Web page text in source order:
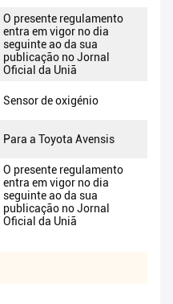
O presente regulamento
entra em vigor no dia
seguinte ao da sua
publicação no Jornal
Oficial da Uniã
Sensor de oxigénio
Para a Toyota Avensis
O presente regulamento
entra em vigor no dia
seguinte ao da sua
publicação no Jornal
Oficial da Uniã